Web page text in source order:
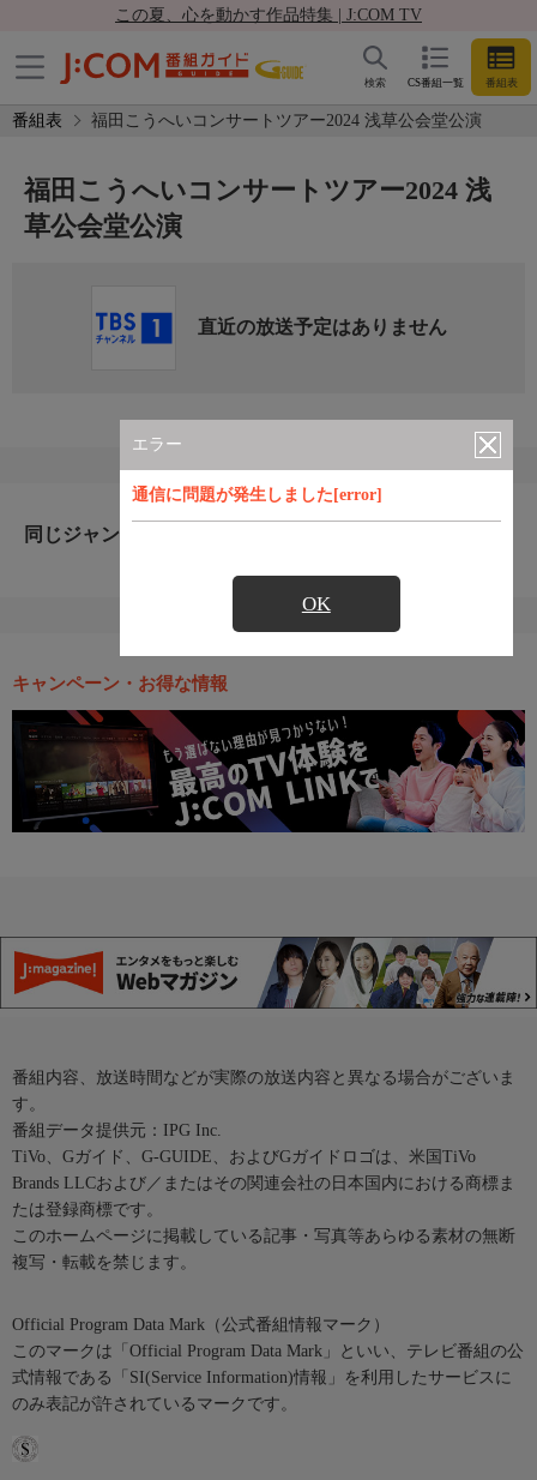
この夏、心を動かす作品特集 | J:COM TV
CS番組一覧 番組表
検索
番組表 福田こうへいコンサートツアー2024 浅草公会堂公演
エラー
通信に問題が発生しました[error]
OK
福田こうへいコンサートツアー2024 浅
草公会堂公演
直近の放送予定はありません
同じジャンルのおすすめ番組
キャンペーン・お得な情報
番組内容、放送時間などが実際の放送内容と異なる場合がございま
す。
番組データ提供元：IPG Inc.
TiVo、Gガイド、G-GUIDE、およびGガイドロゴは、米国TiVo
Brands LLCおよび／またはその関連会社の日本国内における商標ま
たは登録商標です。
このホームページに掲載している記事・写真等あらゆる素材の無断
複写・転載を禁じます。
Official Program Data Mark（公式番組情報マーク）
このマークは「Official Program Data Mark」といい、テレビ番組の公
式情報である「SI(Service Information)情報」を利用したサービスに
のみ表記が許されているマークです。